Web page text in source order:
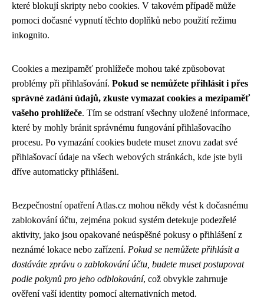
které blokují skripty nebo cookies. V takovém případě může
pomoci dočasné vypnutí těchto doplňků nebo použití režimu
inkognito.
Cookies a mezipaměť prohlížeče mohou také způsobovat
problémy při přihlašování. Pokud se nemůžete přihlásit i přes
správné zadání údajů, zkuste vymazat cookies a mezipaměť
vašeho prohlížeče. Tím se odstraní všechny uložené informace,
které by mohly bránit správnému fungování přihlašovacího
procesu. Po vymazání cookies budete muset znovu zadat své
přihlašovací údaje na všech webových stránkách, kde jste byli
dříve automaticky přihlášeni.
Bezpečnostní opatření Atlas.cz mohou někdy vést k dočasnému
zablokování účtu, zejména pokud systém detekuje podezřelé
aktivity, jako jsou opakované neúspěšné pokusy o přihlášení z
neznámé lokace nebo zařízení. Pokud se nemůžete přihlásit a
dostáváte zprávu o zablokování účtu, budete muset postupovat
podle pokynů pro jeho odblokování, což obvykle zahrnuje
ověření vaší identity pomocí alternativních metod.